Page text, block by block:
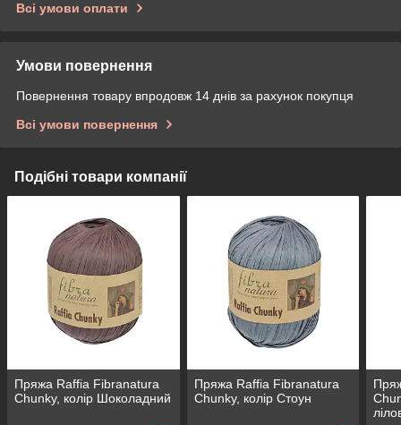
Всі умови оплати
Умови повернення
Повернення товару впродовж 14 днів за рахунок покупця
Всі умови повернення
Подібні товари компанії
Пряжа Raffia Fibranatura
Chunky, колір Шоколадний
Пряжа Raffia Fibranatura
Chunky, колір Стоун